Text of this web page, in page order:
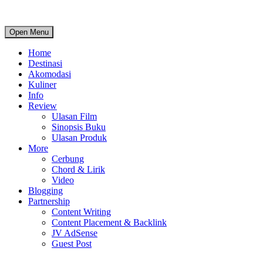
Open Menu
Home
Destinasi
Akomodasi
Kuliner
Info
Review
Ulasan Film
Sinopsis Buku
Ulasan Produk
More
Cerbung
Chord & Lirik
Video
Blogging
Partnership
Content Writing
Content Placement & Backlink
JV AdSense
Guest Post